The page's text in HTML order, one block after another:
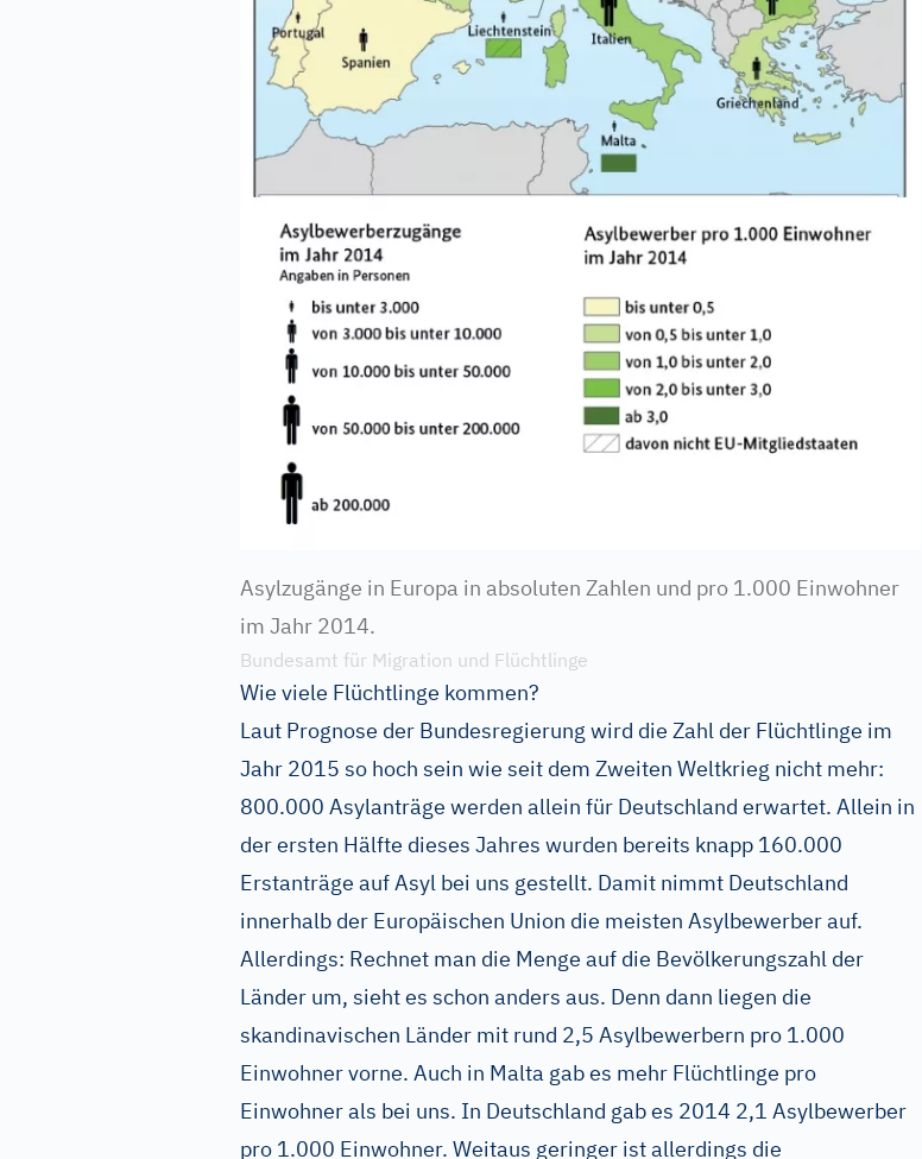
Asylzugänge in Europa in absoluten Zahlen und pro 1.000 Einwohner
im Jahr 2014.
Bundesamt für Migration und Flüchtlinge
Wie viele Flüchtlinge kommen?
Laut Prognose der Bundesregierung wird die Zahl der Flüchtlinge im
Jahr 2015 so hoch sein wie seit dem Zweiten Weltkrieg nicht mehr:
800.000 Asylanträge werden allein für Deutschland erwartet. Allein in
der ersten Hälfte dieses Jahres wurden bereits knapp 160.000
Erstanträge auf Asyl bei uns gestellt. Damit nimmt Deutschland
innerhalb der Europäischen Union die meisten Asylbewerber auf.
Allerdings: Rechnet man die Menge auf die Bevölkerungszahl der
Länder um, sieht es schon anders aus. Denn dann liegen die
skandinavischen Länder mit rund 2,5 Asylbewerbern pro 1.000
Einwohner vorne. Auch in Malta gab es mehr Flüchtlinge pro
Einwohner als bei uns. In Deutschland gab es 2014 2,1 Asylbewerber
pro 1.000 Einwohner. Weitaus geringer ist allerdings die